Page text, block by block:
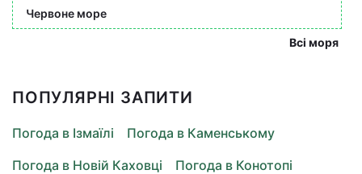
Червоне море
Всі моря
ПОПУЛЯРНІ ЗАПИТИ
Погода в Ізмаїлі
Погода в Каменському
Погода в Новій Каховці
Погода в Конотопі